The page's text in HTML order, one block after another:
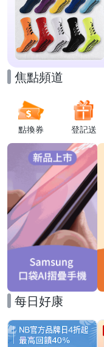
焦點頻道
點換券 登記送
每日好康